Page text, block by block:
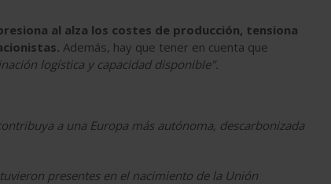
al alza los costes de producción, tensiona
Además, hay que tener en cuenta que
logística y capacidad disponible".
a una Europa más autónoma, descarbonizada
presentes en el nacimiento de la Unión